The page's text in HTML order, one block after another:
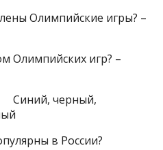
Олимпийские игры? –
Олимпийских игр? –
Синий, черный,
в России?